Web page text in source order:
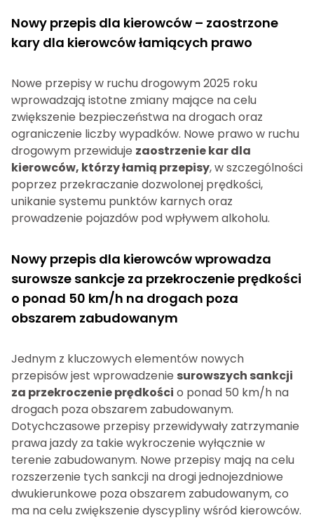
Nowy przepis dla kierowców – zaostrzone
kary dla kierowców łamiących prawo
Nowe przepisy w ruchu drogowym 2025 roku
wprowadzają istotne zmiany mające na celu
zwiększenie bezpieczeństwa na drogach oraz
ograniczenie liczby wypadków. Nowe prawo w ruchu
drogowym przewiduje zaostrzenie kar dla
kierowców, którzy łamią przepisy, w szczególności
poprzez przekraczanie dozwolonej prędkości,
unikanie systemu punktów karnych oraz
prowadzenie pojazdów pod wpływem alkoholu.
Nowy przepis dla kierowców wprowadza
surowsze sankcje za przekroczenie prędkości
o ponad 50 km/h na drogach poza
obszarem zabudowanym
Jednym z kluczowych elementów nowych
przepisów jest wprowadzenie surowszych sankcji
za przekroczenie prędkości o ponad 50 km/h na
drogach poza obszarem zabudowanym.
Dotychczasowe przepisy przewidywały zatrzymanie
prawa jazdy za takie wykroczenie wyłącznie w
terenie zabudowanym. Nowe przepisy mają na celu
rozszerzenie tych sankcji na drogi jednojezdniowe
dwukierunkowe poza obszarem zabudowanym, co
ma na celu zwiększenie dyscypliny wśród kierowców.